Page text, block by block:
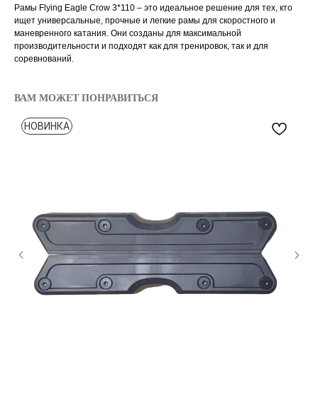
Рамы Flying Eagle Crow 3*110 – это идеальное решение для тех, кто
ищет универсальные, прочные и легкие рамы для скоростного и
маневренного катания. Они созданы для максимальной
производительности и подходят как для тренировок, так и для
соревнований.
ВАМ МОЖЕТ ПОНРАВИТЬСЯ
НОВИНКА